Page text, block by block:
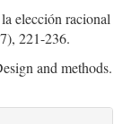
elección racional
221-236.
and methods.